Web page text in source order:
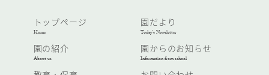
トップページ
Home
園の紹介
About us
園だより
Today’s Newsletter
園からのお知らせ
Information from school